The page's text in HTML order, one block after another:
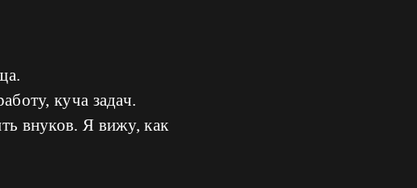
куча задач.
внуков. Я вижу, как